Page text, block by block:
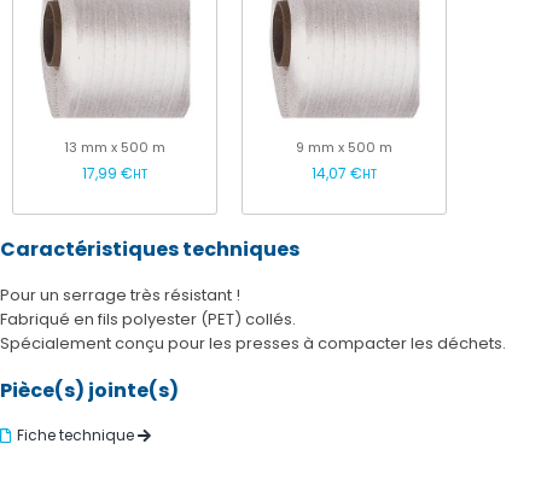
13 mm x 500 m
17,99 €HT
9 mm x 500 m
14,07 €HT
Caractéristiques techniques
Pour un serrage très résistant !
Fabriqué en fils polyester (PET) collés.
Spécialement conçu pour les presses à compacter les déchets.
Pièce(s) jointe(s)
Fiche technique